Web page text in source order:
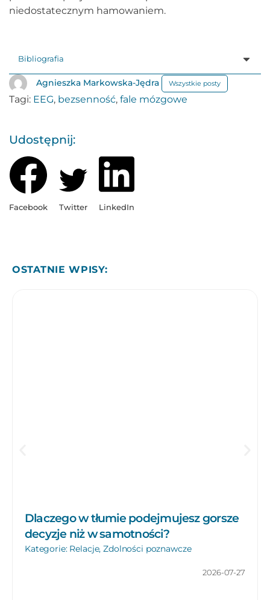
niedostatecznym hamowaniem.
Bibliografia
Agnieszka Markowska-Jędra Wszystkie posty
Tagi: EEG, bezsenność, fale mózgowe
Udostępnij:
Facebook Twitter LinkedIn
OSTATNIE WPISY:
Dlaczego w tłumie podejmujesz gorsze
decyzje niż w samotności?
Kategorie: Relacje,Zdolności poznawcze
2026-07-27